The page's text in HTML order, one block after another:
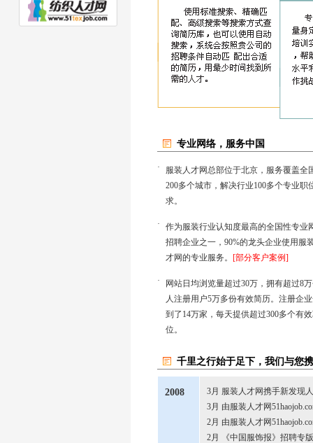
专业网络，服务中国
·
服装人才网总部位于北京，服务覆盖全
200多个城市，解决行业100多个专业职
求。
·
作为服装行业认知度最高的全国性专业
招聘企业之一，90%的龙头企业使用服
才网的专业服务。 [部分客户案例]
·
网站日均浏览量超过30万，拥有超过8
人注册用户5万多份有效简历。注册企
到了14万家，每天提供超过300多个有
位。
千里之行始于足下，我们与您
2008
3月 服装人才网携手新发现
3月 由服装人才网
2月 由服装人才网
2月 《中国服饰报》招聘专